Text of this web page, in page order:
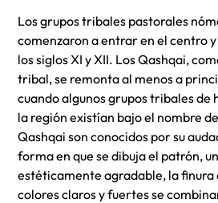
Los grupos tribales pastorales
comenzaron a entrar en el centro
los siglos XI y XII. Los Qashqai,
tribal, se remonta al menos a
cuando algunos grupos tribales de
la región existían bajo el nombre
Qashqai son conocidos por su
forma en que se dibuja el patrón,
estéticamente agradable, la finura
colores claros y fuertes se